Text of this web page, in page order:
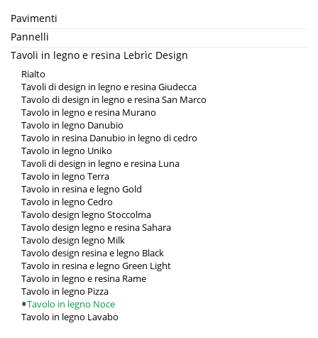
Pavimenti
Pannelli
Tavoli in legno e resina Lebrìc Design
Rialto
Tavoli di design in legno e resina Giudecca
Tavolo di design in legno e resina San Marco
Tavolo in legno e resina Murano
Tavolo in legno Danubio
Tavolo in resina Danubio in legno di cedro
Tavolo in legno Uniko
Tavoli di design in legno e resina Luna
Tavolo in legno Terra
Tavolo in resina e legno Gold
Tavolo in legno Cedro
Tavolo design legno Stoccolma
Tavolo design legno e resina Sahara
Tavolo design legno Milk
Tavolo design resina e legno Black
Tavolo in resina e legno Green Light
Tavolo in legno e resina Rame
Tavolo in legno Pizza
Tavolo in legno Noce
Tavolo in legno Lavabo